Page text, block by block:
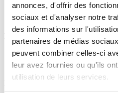
annonces, d'offrir des
sociaux et d'analyser notre
des informations sur
partenaires de médias
peuvent combiner celles-ci
leur avez fournies ou qu'ils
utilisation de leurs services.
Faciliter
Evaluer